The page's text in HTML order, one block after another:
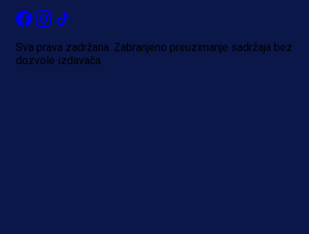
Sva prava zadržana. Zabranjeno preuzimanje sadržaja bez
dozvole izdavača.